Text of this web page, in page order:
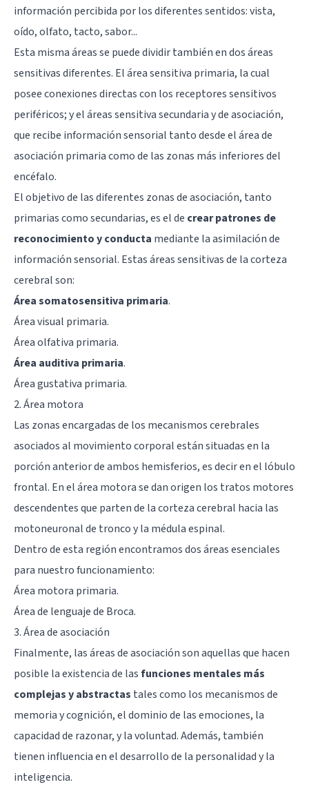
información percibida por los diferentes sentidos: vista,
oído, olfato, tacto, sabor...
Esta misma áreas se puede dividir también en dos áreas
sensitivas diferentes. El área sensitiva primaria, la cual
posee conexiones directas con los receptores sensitivos
periféricos; y el áreas sensitiva secundaria y de asociación,
que recibe información sensorial tanto desde el área de
asociación primaria como de las zonas más inferiores del
encéfalo.
El objetivo de las diferentes zonas de asociación, tanto
primarias como secundarias, es el de crear patrones de
reconocimiento y conducta mediante la asimilación de
información sensorial. Estas áreas sensitivas de la corteza
cerebral son:
Área somatosensitiva primaria.
Área visual primaria.
Área olfativa primaria.
Área auditiva primaria.
Área gustativa primaria.
2. Área motora
Las zonas encargadas de los mecanismos cerebrales
asociados al movimiento corporal están situadas en la
porción anterior de ambos hemisferios, es decir en el lóbulo
frontal. En el área motora se dan origen los tratos motores
descendentes que parten de la corteza cerebral hacia las
motoneuronal de tronco y la médula espinal.
Dentro de esta región encontramos dos áreas esenciales
para nuestro funcionamiento:
Área motora primaria.
Área de lenguaje de Broca.
3. Área de asociación
Finalmente, las áreas de asociación son aquellas que hacen
posible la existencia de lasfunciones mentales más
complejas y abstractas tales como los mecanismos de
memoria y cognición, el dominio de las emociones, la
capacidad de razonar, y la voluntad. Además, también
tienen influencia en el desarrollo de la personalidad y la
inteligencia.